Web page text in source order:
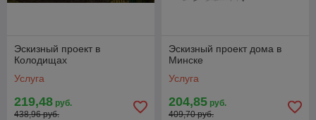
Эскизный проект в
Колодищах
Услуга
219,48 руб.
438,96 руб.
Эскизный проект дома в
Минске
Услуга
204,85 руб.
409,70 руб.